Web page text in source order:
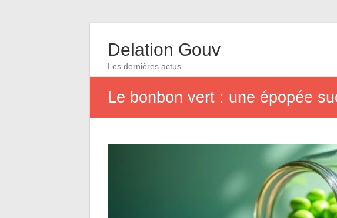
Delation Gouv
Les dernières actus
Le bonbon vert : une épopée